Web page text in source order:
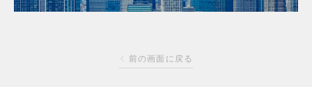
前の画面に戻る